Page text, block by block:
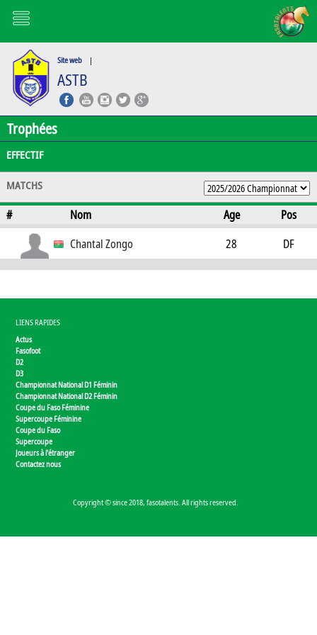
Site web |
ASTB
Trophées
EFFECTIF
MATCHS
# Nom Age
Pos
Chantal Zongo
28 DF
LIENS RAPIDES
Actus
Fasofoot
D2
D3
Championnat National D1 Féminin
Championnat National D2 Féminin
Coupe du Faso Féminine
Supercoupe Féminine
Coupe du Faso
Supercoupe
Joueurs à l'étranger
Contactez nous
Copyright © since 2018, fasotalents. All rights reserved.